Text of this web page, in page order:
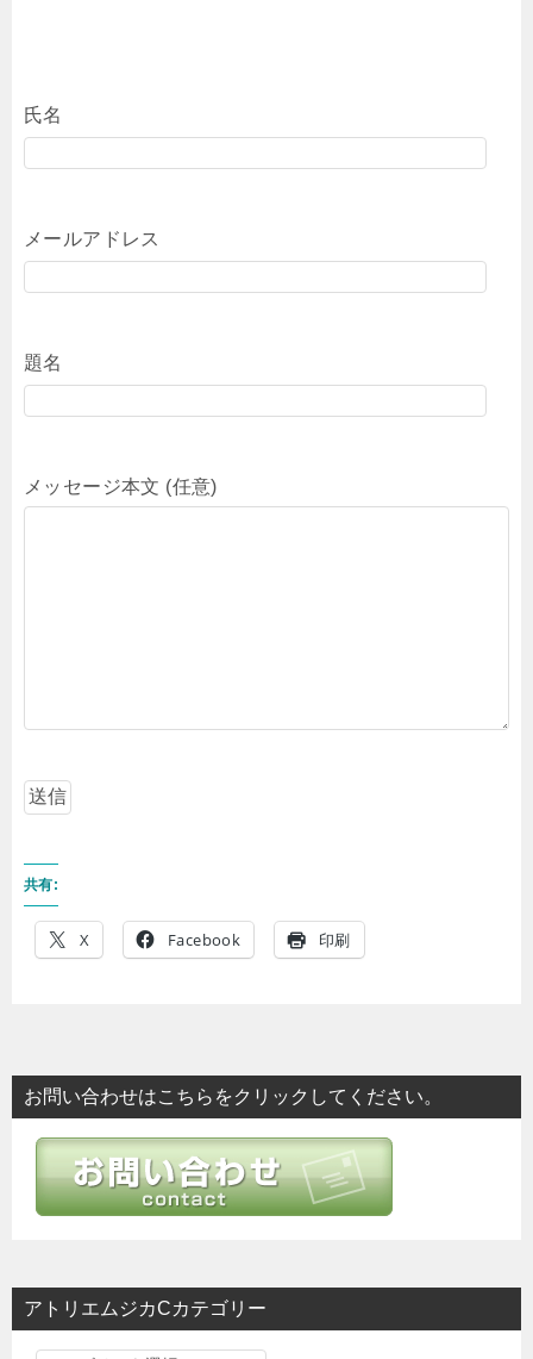
氏名
メールアドレス
題名
メッセージ本文 (任意)
共有:
X Facebook 印刷
お問い合わせはこちらをクリックしてください。
アトリエムジカCカテゴリー